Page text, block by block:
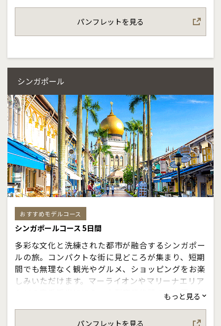
けます。夜市のにぎわいやローカルグルメ、ショッ
ピングなど、活気あふれる台北の魅力を思い思いに
パンフレットを見る
シンガポール
おすすめモデルコース
シンガポールコース 5日間
多彩な文化と洗練された都市が融合するシンガポー
ルの旅。コンパクトな街に見どころが集まり、短期
間でも無理なく観光やグルメ、ショッピングをお楽
しみいただけます。マーライオンやマリーナエリア
などの定番観光に加え、大型商業施設でのお買い物
もっと見る
パンフレットを見る